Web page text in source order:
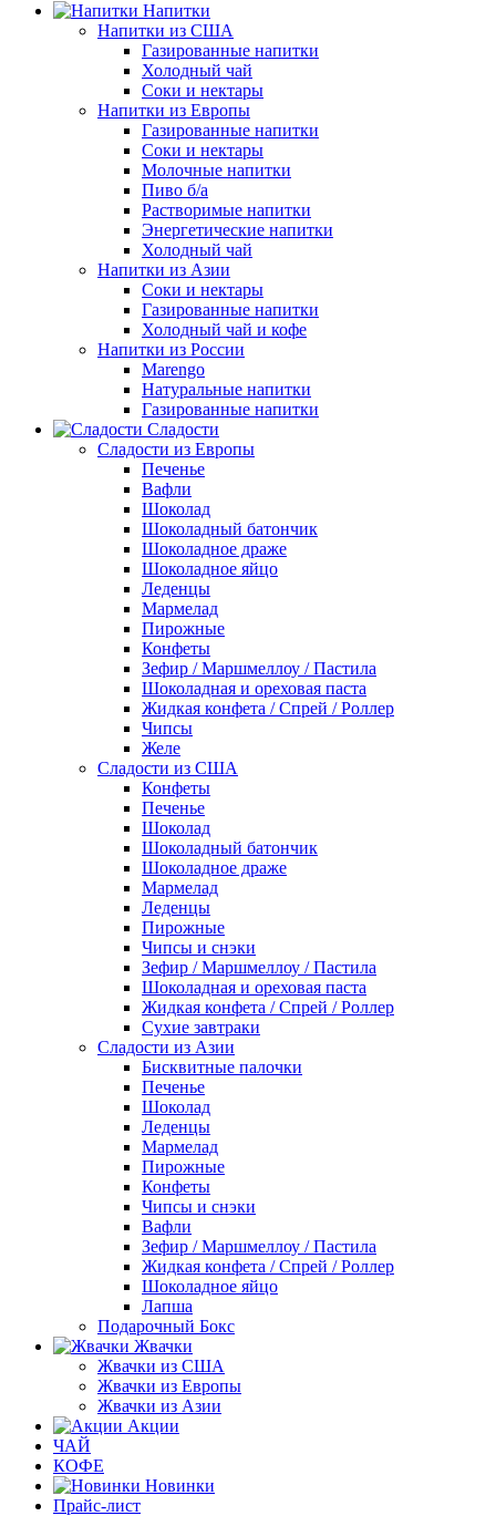
Напитки
Напитки из США
Газированные напитки
Холодный чай
Соки и нектары
Напитки из Европы
Газированные напитки
Соки и нектары
Молочные напитки
Пиво б/а
Растворимые напитки
Энергетические напитки
Холодный чай
Напитки из Азии
Соки и нектары
Газированные напитки
Холодный чай и кофе
Напитки из России
Marengo
Натуральные напитки
Газированные напитки
Сладости
Сладости из Европы
Печенье
Вафли
Шоколад
Шоколадный батончик
Шоколадное драже
Шоколадное яйцо
Леденцы
Мармелад
Пирожные
Конфеты
Зефир / Маршмеллоу / Пастила
Шоколадная и ореховая паста
Жидкая конфета / Спрей / Роллер
Чипсы
Желе
Сладости из США
Конфеты
Печенье
Шоколад
Шоколадный батончик
Шоколадное драже
Мармелад
Леденцы
Пирожные
Чипсы и снэки
Зефир / Маршмеллоу / Пастила
Шоколадная и ореховая паста
Жидкая конфета / Спрей / Роллер
Сухие завтраки
Сладости из Азии
Бисквитные палочки
Печенье
Шоколад
Леденцы
Мармелад
Пирожные
Конфеты
Чипсы и снэки
Вафли
Зефир / Маршмеллоу / Пастила
Жидкая конфета / Спрей / Роллер
Шоколадное яйцо
Лапша
Подарочный Бокс
Жвачки
Жвачки из США
Жвачки из Европы
Жвачки из Азии
Акции
ЧАЙ
КОФЕ
Новинки
Прайс-лист